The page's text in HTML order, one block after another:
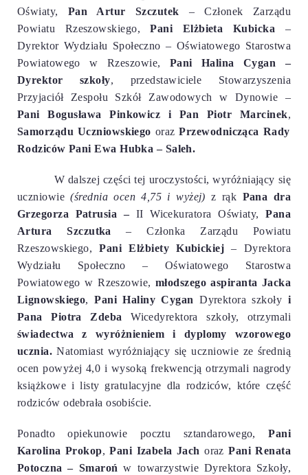
Oświaty, Pan Artur Szczutek – Członek Zarządu
Powiatu Rzeszowskiego,Pani Elżbieta Kubicka –
Dyrektor Wydziału Społeczno – Oświatowego Starostwa
Powiatowego w Rzeszowie, Pani Halina Cygan –
Dyrektor szkoły,
przedstawiciele Stowarzyszenia
Przyjaciół Zespołu Szkół Zawodowych w Dynowie –
Pani Bogusława Pinkowicz i Pan Piotr Marcinek,
Samorządu Uczniowskiego orazPrzewodnicząca Rady
Rodziców Pani Ewa Hubka – Saleh.
W dalszej części tej uroczystości, wyróżniający się
uczniowie (średnia ocen 4,75 i wyżej) z rąk Pana dra
Grzegorza Patrusia – II Wicekuratora Oświaty,Pana
Artura Szczutka
– Członka Zarządu Powiatu
Rzeszowskiego,Pani Elżbiety Kubickiej– Dyrektora
Wydziału Społeczno – Oświatowego Starostwa
Powiatowego w Rzeszowie, młodszego aspiranta Jacka
Lignowskiego, Pani Haliny CyganDyrektora szkoły i
Pana Piotra ZdebaWicedyrektora szkoły, otrzymali
świadectwa z wyróżnieniem i
dyplomy wzorowego
ucznia.Natomiast wyróżniający się uczniowie ze średnią
ocen powyżej 4,0 i wysoką frekwencją otrzymali nagrody
książkowe i listy gratulacyjne dla rodziców, które część
rodziców odebrała osobiście.
Ponadto opiekunowie pocztu sztandarowego,Pani
Karolina Prokop,Pani Izabela Jach orazPani Renata
Potoczna – Smaroń w towarzystwie Dyrektora Szkoły,